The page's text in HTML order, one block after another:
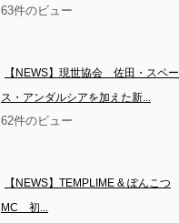
63件のビュー
【NEWS】現世協会　佐田・スペー
ス・アンダルシアを加えた新...
62件のビュー
【NEWS】TEMPLIME & ぽんこつ
MC　初...